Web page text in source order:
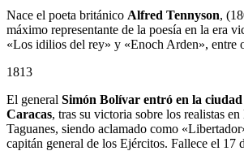
Nace el poeta británico Alfred Tennyson,
máximo representante de la poesía en la era
«Los idilios del rey» y «Enoch Arden», entre
1813
El general Simón Bolívar entró en la ciudad
Caracas, tras su victoria sobre los realistas
Taguanes, siendo aclamado como
capitán general de los Ejércitos. Fallece el 17